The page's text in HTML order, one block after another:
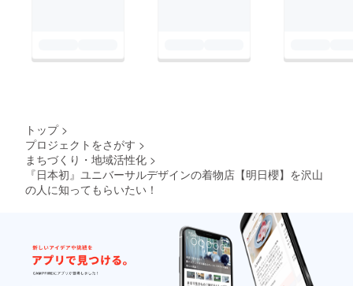
トップ >
プロジェクトをさがす >
まちづくり・地域活性化 >
『日本初』ユニバーサルデザインの着物店【明日櫻】を沢山
の人に知ってもらいたい！